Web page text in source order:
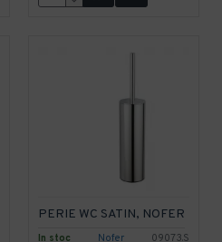
In stoc Nofer 09073.S
PERIE WC SATIN, NOFER